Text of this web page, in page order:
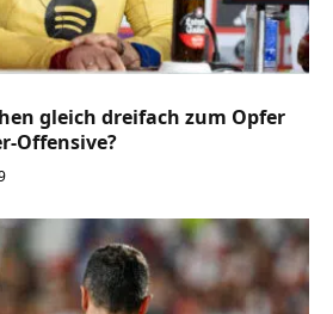
gleich dreifach zum Opfer
Offensive?